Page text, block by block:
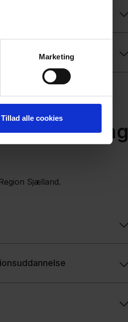
Marketing
Tillad alle cookies
og Udvikling
Sjælland.